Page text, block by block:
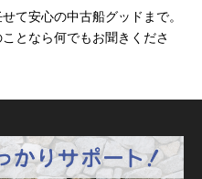
て安心の中古船グッドまで。
となら何でもお聞きくださ